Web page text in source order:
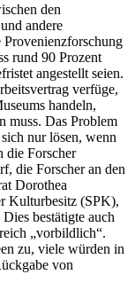
den
andere
rund 90 Prozent
angestellt seien.
verfüge,
handeln,
muss. Das Problem
nur lösen, wenn
die Forscher
die Forscher an den
Dorothea
Kulturbesitz (SPK),
bestätigte auch
„vorbildlich“.
zu, viele würden in
von